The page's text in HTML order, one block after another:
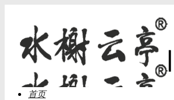
首页